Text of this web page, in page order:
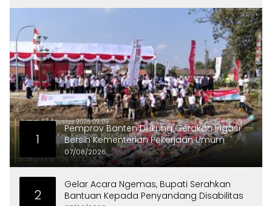
1
Pemprov Banten Dukung Gerakan Irigasi
Bersih Kementerian Pekerjaan Umum
07/08/2026
2
Gelar Acara Ngemas, Bupati Serahkan
Bantuan Kepada Penyandang Disabilitas